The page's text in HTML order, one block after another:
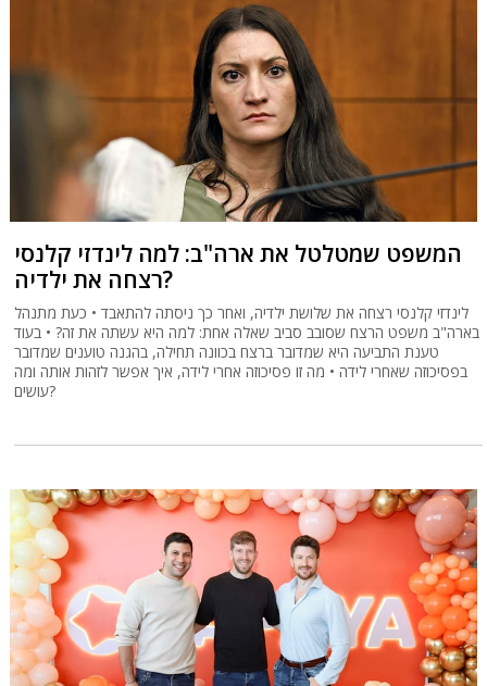
המשפט שמטלטל את ארה"ב: למה לינדזי קלנסי
רצחה את ילדיה?
לינדזי קלנסי רצחה את שלושת ילדיה, ואחר כך ניסתה להתאבד • כעת מתנהל
בארה"ב משפט הרצח שסובב סביב שאלה אחת: למה היא עשתה את זה? • בעוד
טענת התביעה היא שמדובר ברצח בכוונה תחילה, בהגנה טוענים שמדובר
בפסיכוזה שאחרי לידה • מה זו פסיכוזה אחרי לידה, איך אפשר לזהות אותה ומה
עושים?